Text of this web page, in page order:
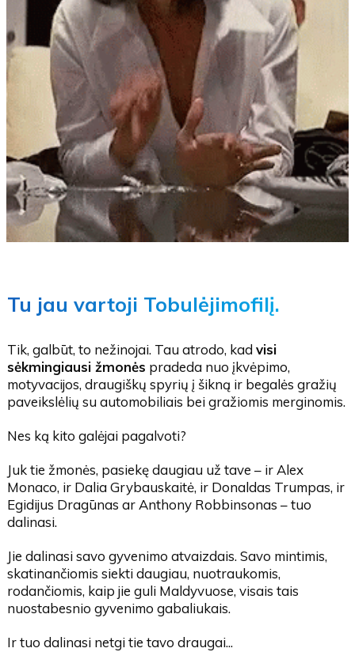
Tu jau vartoji Tobulėjimofilį.
Tik, galbūt, to nežinojai. Tau atrodo, kadvisi
sėkmingiausi žmonės pradeda nuo įkvėpimo,
motyvacijos, draugiškų spyrių į šikną ir begalės gražių
paveikslėlių su automobiliais bei gražiomis merginomis.
Nes ką kito galėjai pagalvoti?
Juk tie žmonės, pasiekę daugiau už tave – ir Alex
Monaco, ir Dalia Grybauskaitė, ir Donaldas Trumpas, ir
Egidijus Dragūnas ar Anthony Robbinsonas – tuo
dalinasi.
Jie dalinasi savo gyvenimo atvaizdais. Savo mintimis,
skatinančiomis siekti daugiau, nuotraukomis,
rodančiomis, kaip jie guli Maldyvuose, visais tais
nuostabesnio gyvenimo gabaliukais.
Ir tuo dalinasi netgi tie tavo draugai...